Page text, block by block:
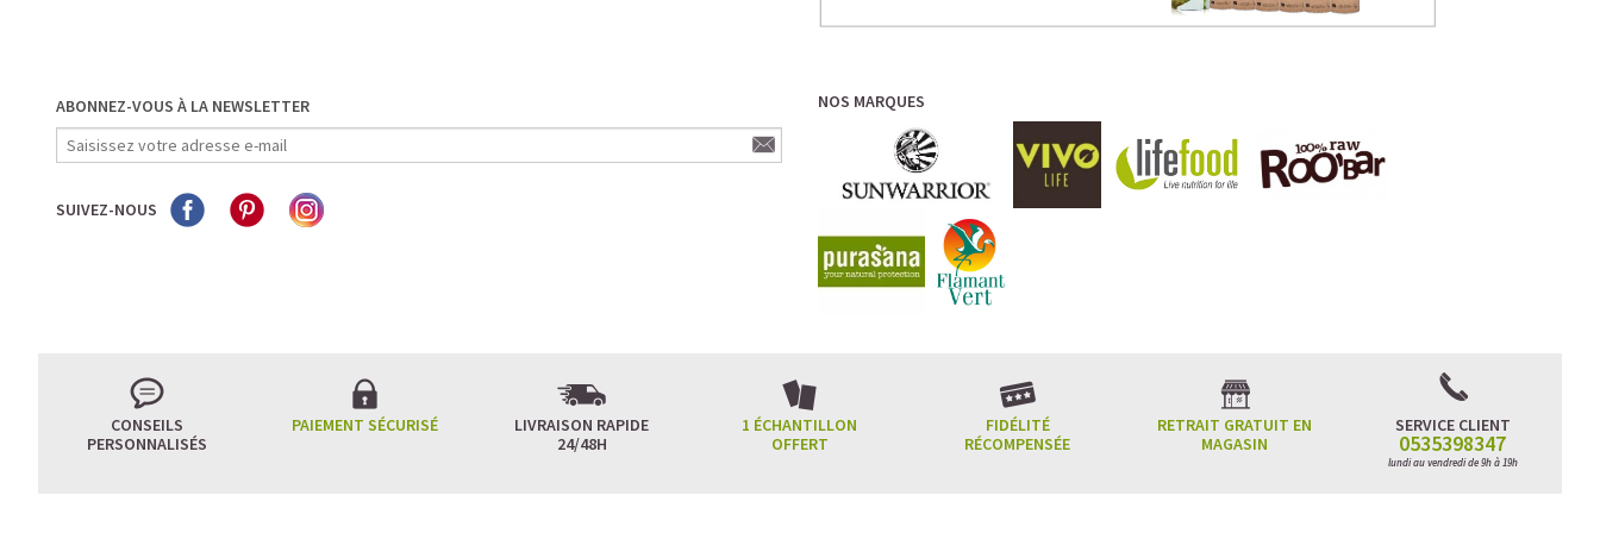
ABONNEZ-VOUS À LA NEWSLETTER
SUIVEZ-NOUS
NOS MARQUES
CONSEILS
PERSONNALISÉS
PAIEMENT SÉCURISÉ
LIVRAISON RAPIDE
24/48H
1 ÉCHANTILLON
OFFERT
FIDÉLITÉ
RÉCOMPENSÉE
RETRAIT GRATUIT EN
MAGASIN
SERVICE CLIENT
0535398347
lundi au vendredi de 9h à 19h